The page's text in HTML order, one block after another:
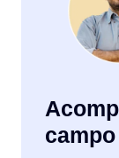
campo